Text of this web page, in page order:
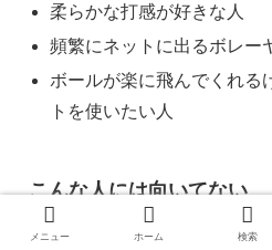
柔らかな打感が好きな人
頻繁にネットに出るボレー
ボールが楽に飛んでくれる
トを使いたい人
こんな人には向いてない
メニュー ホーム 検索